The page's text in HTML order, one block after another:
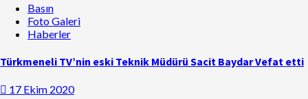
Basın
Foto Galeri
Haberler
Türkmeneli TV’nin eski Teknik Müdürü Sacit Baydar Vefat etti
17 Ekim 2020